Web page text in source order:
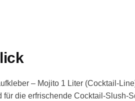
– Mojito 1 Liter (Cocktail-
für die erfrischende Cocktail-Slush-